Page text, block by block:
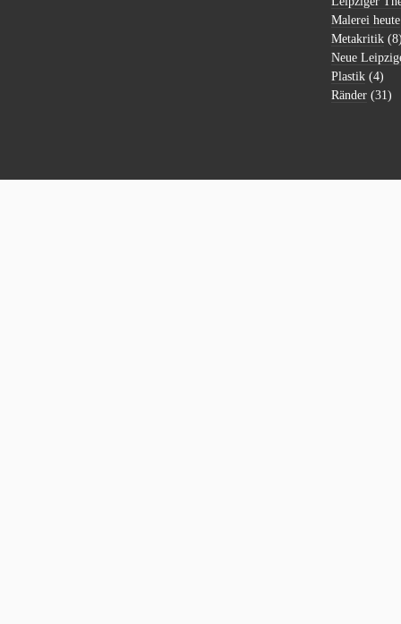
Malerei heute
Metakritik
Neue
Plastik (4)
Ränder (31)